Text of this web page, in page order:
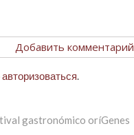
Добавить комментарий
авторизоваться.
gastronómico oríGenes